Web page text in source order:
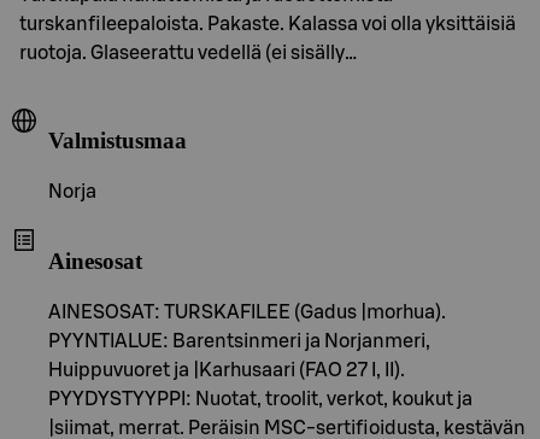
turskanfileepaloista. Pakaste. Kalassa voi olla yksittäisiä
ruotoja. Glaseerattu vedellä (ei sisälly…
Valmistusmaa
Norja
Ainesosat
AINESOSAT: TURSKAFILEE (Gadus |morhua).
PYYNTIALUE: Barentsinmeri ja Norjanmeri,
Huippuvuoret ja |Karhusaari (FAO 27 I, II).
PYYDYSTYYPPI: Nuotat, troolit, verkot, koukut ja
|siimat, merrat. Peräisin MSC-sertifioidusta, kestävän